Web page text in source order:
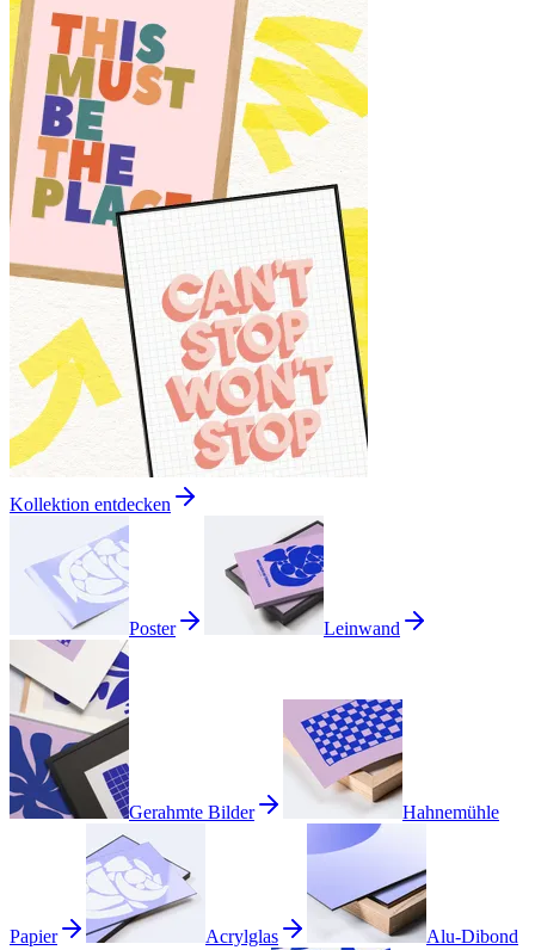
Kollektion entdecken
Poster Leinwand
Gerahmte Bilder Hahnemühle
Papier Acrylglas Alu-Dibond